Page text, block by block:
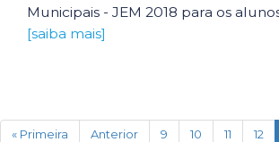
Municipais - JEM 2018 para os
[saiba mais]
« Primeira Anterior 9 10 11 12